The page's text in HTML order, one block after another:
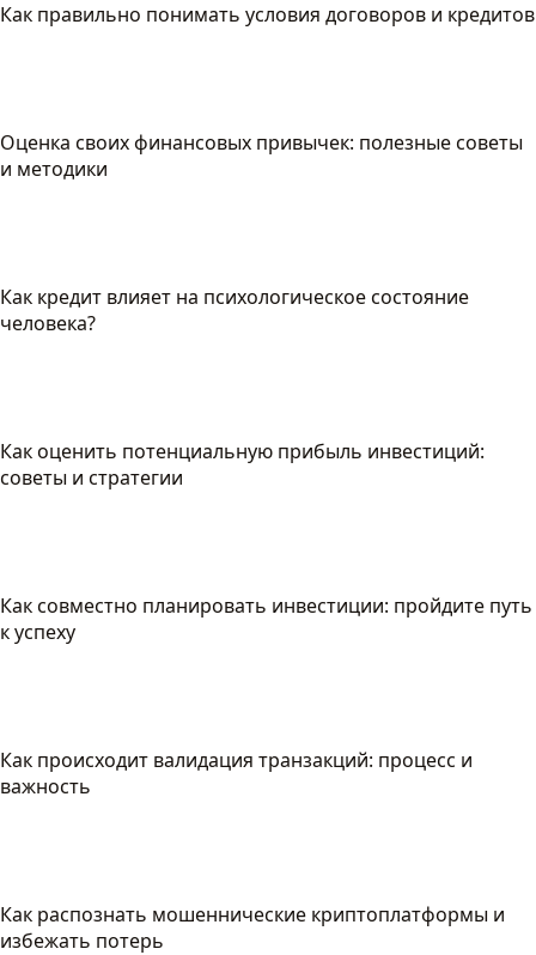
Как правильно понимать условия договоров и кредитов
Оценка своих финансовых привычек: полезные советы
и методики
Как кредит влияет на психологическое состояние
человека?
Как оценить потенциальную прибыль инвестиций:
советы и стратегии
Как совместно планировать инвестиции: пройдите путь
к успеху
Как происходит валидация транзакций: процесс и
важность
Как распознать мошеннические криптоплатформы и
избежать потерь